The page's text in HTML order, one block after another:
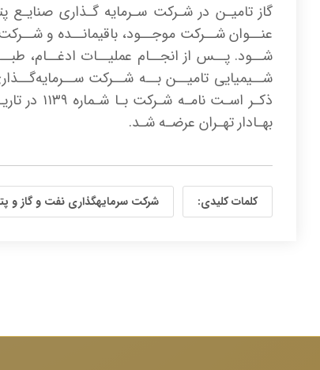
گاز تامیـن در شـرکت سـرمایه گـذاری صنایـع
عنــوان شــرکت موجــود، باقیمانــده و
شــیمیایی تامیــن بــه شــرکت
بهـادار تهـران عرضـه شـد.
کلمات کلیدی: شرکت سرمایهگذاری نفت و گاز و